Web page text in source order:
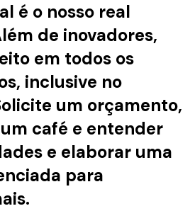
é o nosso real
de inovadores,
em todos os
inclusive no
um orçamento,
café e entender
e elaborar uma
para